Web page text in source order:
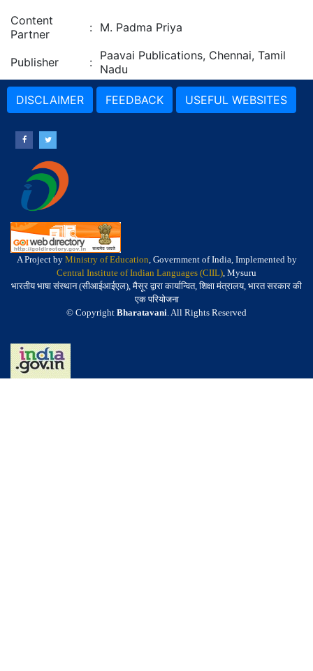
Content
Partner
: M. Padma Priya
Publisher : Paavai Publications, Chennai, Tamil
Nadu
DISCLAIMER FEEDBACK USEFUL WEBSITES
A Project by Ministry of Education, Government of India, Implemented by
Central Institute of Indian Languages (CIIL), Mysuru
भारतीय भाषा संस्थान (सीआईआईएल), मैसूर द्वारा कार्यान्वित, शिक्षा मंत्रालय, भारत सरकार की
एक परियोजना
© Copyright Bharatavani. All Rights Reserved